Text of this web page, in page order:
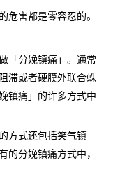
危害都是零容忍的。
「分娩镇痛」。通常
滞或者硬膜外联合蛛
镇痛」的许多方式中
方式还包括笑气镇
的分娩镇痛方式中，